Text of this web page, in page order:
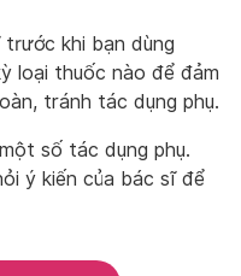
khi bạn dùng
loại thuốc nào để đảm
tránh tác dụng phụ.
số tác dụng phụ.
ý kiến của bác sĩ để